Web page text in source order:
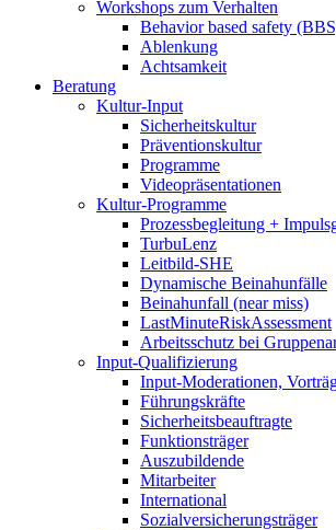
Workshops zum Verhalten
Behavior based safety
Ablenkung
Achtsamkeit
Beratung
Kultur-Input
Sicherheitskultur
Präventionskultur
Programme
Videopräsentationen
Kultur-Programme
Prozessbegleitung +
TurbuLenz
Leitbild-SHE
Dynamische Beinahunfälle
Beinahunfall (near miss)
LastMinuteRiskAssessment
Arbeitsschutz bei
Input-Qualifizierung
Input-Moderationen,
Führungskräfte
Sicherheitsbeauftragte
Funktionsträger
Auszubildende
Mitarbeiter
International
Sozialversicherungsträger